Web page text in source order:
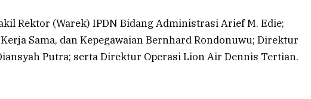
Rektor (Warek) IPDN Bidang Administrasi Arief M. Edie;
Sama, dan Kepegawaian Bernhard Rondonuwu; Direktur
Putra; serta Direktur Operasi Lion Air Dennis Tertian.